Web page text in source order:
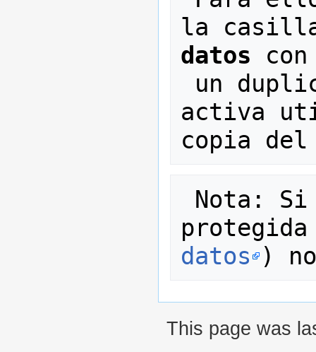
la
datos
activa
datos
This page was